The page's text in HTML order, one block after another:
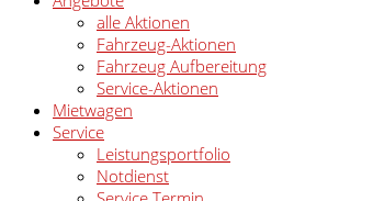
alle Aktionen
Fahrzeug-Aktionen
Fahrzeug Aufbereitung
Service-Aktionen
Mietwagen
Service
Leistungsportfolio
Notdienst